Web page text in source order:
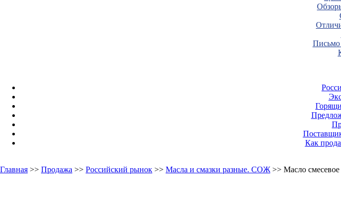
Письмо
Как
Главная >> Продажа >> Российский рынок >> Масла и смазки разные. СОЖ >> Масло